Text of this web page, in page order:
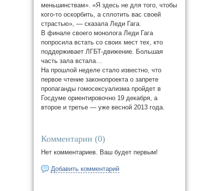
меньшинствам». «Я здесь не для того, чтобы
кого-то оскорбить, а сплотить вас своей
страстью», — сказала Леди Гага.
В финале своего монолога Леди Гага
попросила встать со своих мест тех, кто
поддерживает ЛГБТ-движение. Большая
часть зала встала…
На прошлой неделе стало известно, что
первое чтение законопроекта о запрете
пропаганды гомосексуализма пройдет в
Госдуме ориентировочно 19 декабря, а
второе и третье — уже весной 2013 года.
Комментарии (0)
Нет комментариев. Ваш будет первым!
Добавить комментарий